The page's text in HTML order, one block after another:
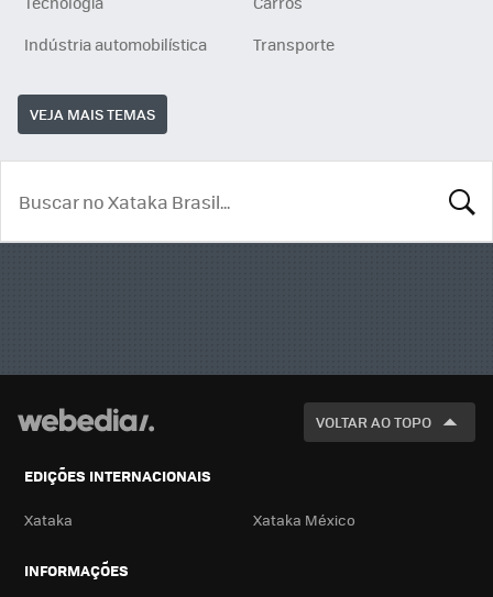
Indústria automobilística
Transporte
VEJA MAIS TEMAS
VOLTAR AO TOPO
EDIÇÕES INTERNACIONAIS
Xataka Xataka México
INFORMAÇÕES